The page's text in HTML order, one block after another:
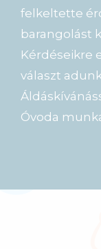
felkeltette
barangolást
Kérdéseikre
választ
Óvoda